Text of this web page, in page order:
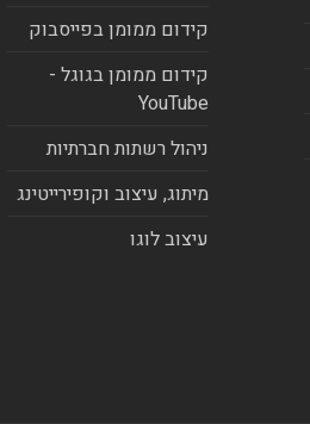
קידום ממומן בפייסבוק
קידום ממומן בגוגל -
YouTube
ניהול רשתות חברתיות
מיתוג, עיצוב וקופירייטינג
עיצוב לוגו